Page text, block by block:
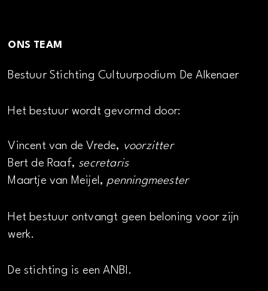
ONS TEAM
Bestuur Stichting Cultuurpodium De Alkenaer
Het bestuur wordt gevormd door:
Vincent van de Vrede, voorzitter
Bert de Raaf, secretaris
Maartje van Meijel, penningmeester
Het bestuur ontvangt geen beloning voor zijn
werk.
De stichting is een ANBI.